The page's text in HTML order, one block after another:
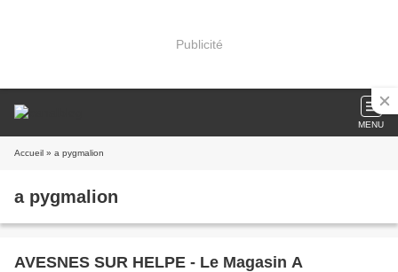
Publicité
MENU
Accueil » a pygmalion
a pygmalion
AVESNES SUR HELPE - Le Magasin A